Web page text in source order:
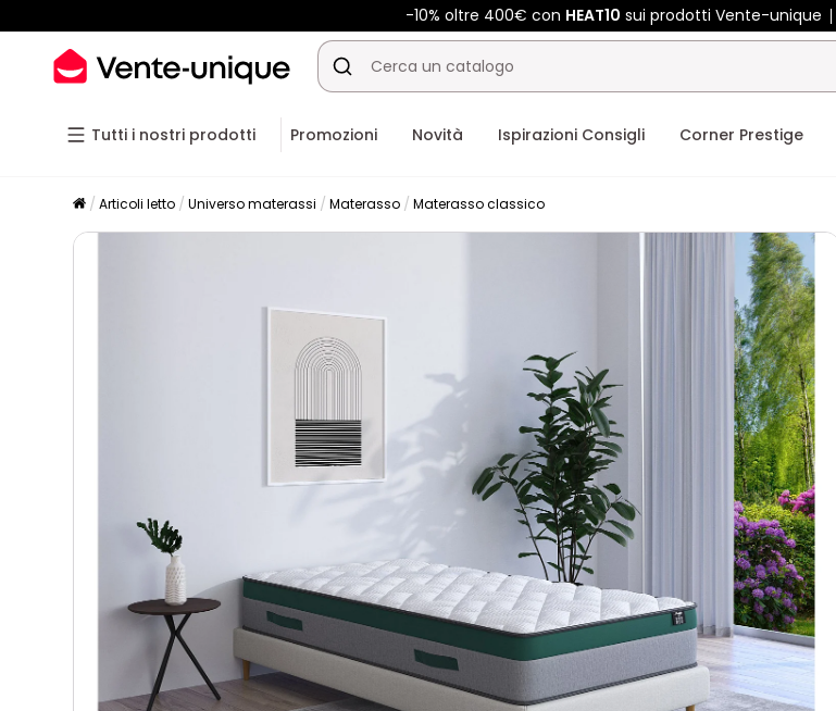
-10% oltre 400€ con HEAT10 sui prodotti Vente-unique
Tutti i nostri prodotti Promozioni Novità Ispirazioni Consigli Corner Prestige
Articoli letto Universo materassi Materasso Materasso classico